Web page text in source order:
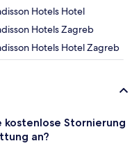
Hotels Hotel
Hotels Zagreb
Hotels Hotel Zagreb
Stornierung
an?